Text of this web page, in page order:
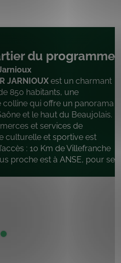
du programme
JARNIOUX est un charmant
850 habitants, une
qui offre un panorama
et le haut du Beaujolais.
et services de
culturelle et sportive est
: 10 Km de Villefranche
proche est à ANSE, pour se